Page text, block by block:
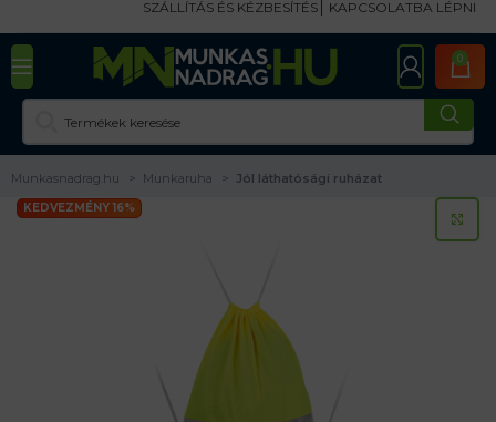
SZÁLLÍTÁS ÉS KÉZBESÍTÉS KAPCSOLATBA LÉPNI
0
Munkasnadrag.hu Munkaruha Jól láthatósági ruházat
KEDVEZMÉNY 16%